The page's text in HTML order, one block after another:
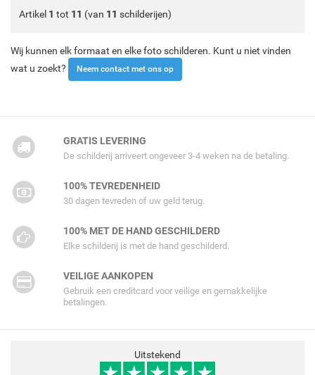
Artikel 1 tot 11 (van 11 schilderijen)
Wij kunnen elk formaat en elke foto schilderen. Kunt u niet vinden
wat u zoekt?
Neem contact met ons op
GRATIS LEVERING
De schilderij arriveert ongeveer 3-4 weken na de betaling.
100% TEVREDENHEID
30 dagen tevreden of uw geld terug.
100% MET DE HAND GESCHILDERD
Elke schilderij is met de hand geschilderd.
VEILIGE AANKOPEN
Gebruik een creditcard voor veilige en gemakkelijke
betalingen.
Uitstekend